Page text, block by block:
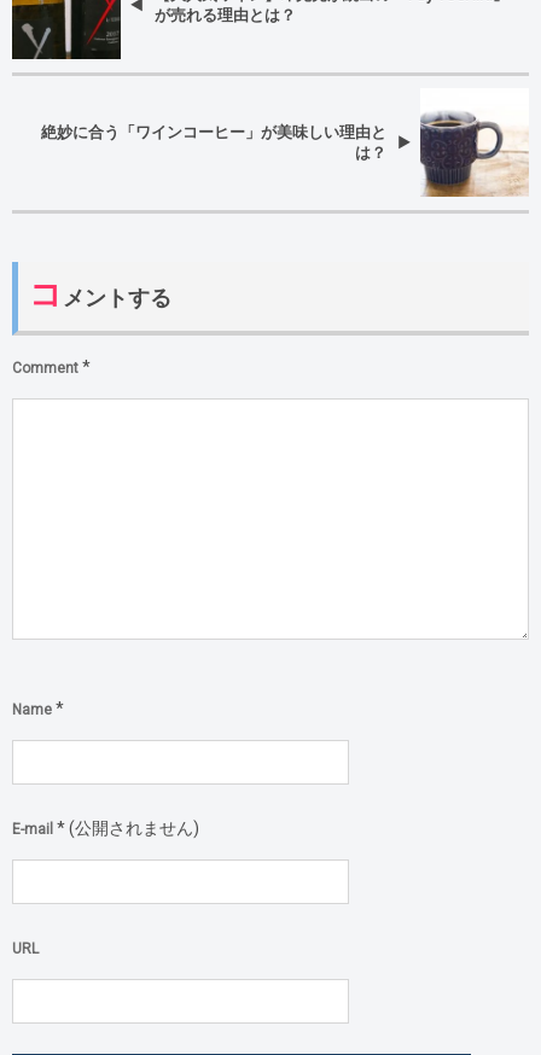
が売れる理由とは？
絶妙に合う「ワインコーヒー」が美味しい理由と
は？
コ メントする
Comment *
Name *
E-mail *(公開されません)
URL